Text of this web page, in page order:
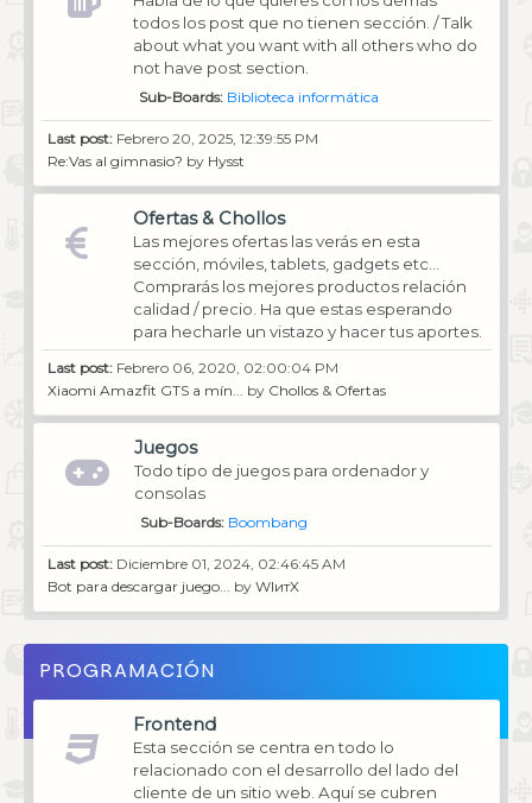
todos los post que no tienen sección. / Talk
about what you want with all others who do
not have post section.
Sub-Boards Biblioteca informática
Last post: Febrero 20, 2025, 12:39:55 PM
Re:Vas al gimnasio? by Hysst
Ofertas & Chollos
Las mejores ofertas las verás en esta
sección, móviles, tablets, gadgets etc...
Comprarás los mejores productos relación
calidad / precio. Ha que estas esperando
para hecharle un vistazo y hacer tus aportes.
Last post: Febrero 06, 2020, 02:00:04 PM
Xiaomi Amazfit GTS a mín... by Chollos & Ofertas
Juegos
Todo tipo de juegos para ordenador y
consolas
Sub-Boards Boombang
Last post: Diciembre 01, 2024, 02:46:45 AM
Bot para descargar juego... by WIитX
PROGRAMACIÓN
Frontend
Esta sección se centra en todo lo
relacionado con el desarrollo del lado del
cliente de un sitio web. Aquí se cubren